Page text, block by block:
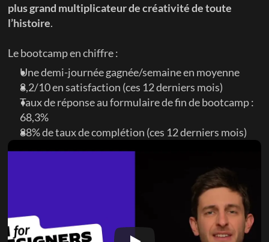
plus grand multiplicateur de créativité de toute
l’histoire.
Le bootcamp en chiffre :
Une demi-journée gagnée/semaine en moyenne
8,2/10 en satisfaction (ces 12 derniers mois)
Taux de réponse au formulaire de fin de bootcamp :
68,3%
88% de taux de complétion (ces 12 derniers mois)